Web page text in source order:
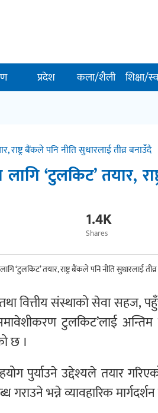
प्रदेश कला/शैली शिक्षा/
राष्ट्र बैंकले पनि नीति सुधारलाई तीव्र बनाउँदै
‘टुलकिट’ तयार,
1.4K
Shares
वित्तीय संस्थाको सेवा सहज,
समावेशीकरण टुलकिट’लाई
छ ।
पुर्याउने उद्देश्यले तयार
गराउने भन्ने व्यावहारिक